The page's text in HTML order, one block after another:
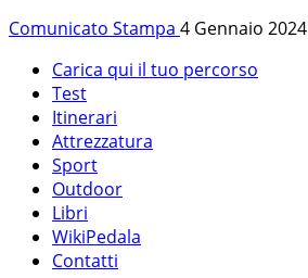
Comunicato Stampa 4 Gennaio 2024
Carica qui il tuo percorso
Test
Itinerari
Attrezzatura
Sport
Outdoor
Libri
WikiPedala
Contatti